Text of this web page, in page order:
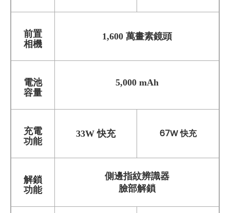
前置
相機
1,600 萬畫素鏡頭
電池
容量
5,000 mAh
充電
功能
33W 快充 67W 快充
解鎖
功能
側邊指紋辨識器
臉部解鎖